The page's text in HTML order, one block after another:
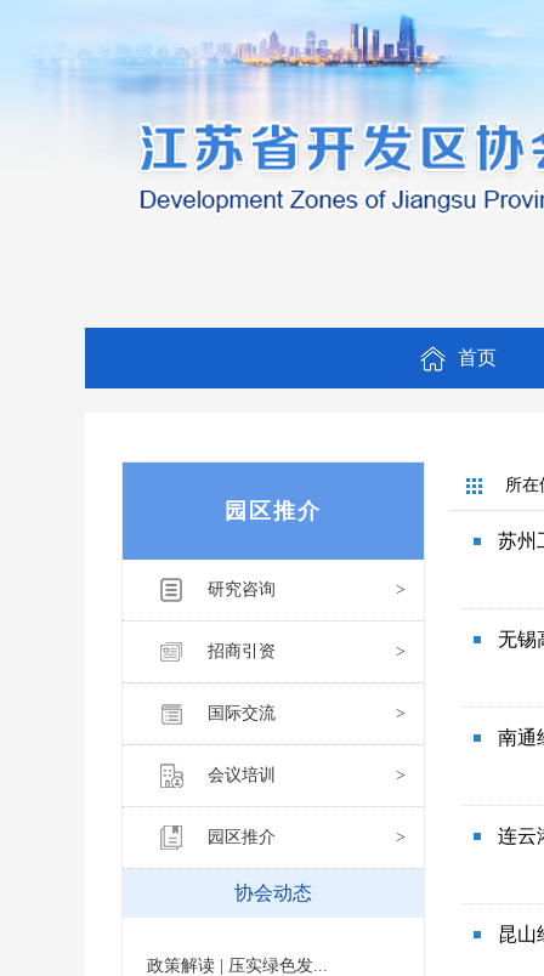
首页
园区推介
研究咨询
招商引资
国际交流
会议培训
园区推介
协会动态
政策解读 | 压实绿色发...
所在
苏州
无锡
南通
连云
昆山